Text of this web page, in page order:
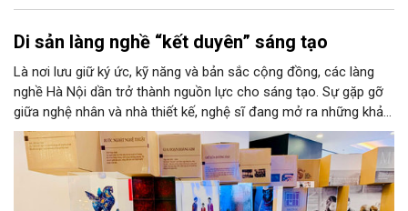
Di sản làng nghề “kết duyên” sáng tạo
Là nơi lưu giữ ký ức, kỹ năng và bản sắc cộng đồng, các làng
nghề Hà Nội dần trở thành nguồn lực cho sáng tạo. Sự gặp gỡ
giữa nghệ nhân và nhà thiết kế, nghệ sĩ đang mở ra những khả
năng phát triển mới cho thủ công đương đại trên nền tảng di
sản. Từ những cuộc “kết duyên” đầy cảm hứng ấy, Hà Nội đang
khơi thông mạch ngầm của hệ sinh thái thủ công, biến vốn cổ
thành động lực bền vững cho tương lai.